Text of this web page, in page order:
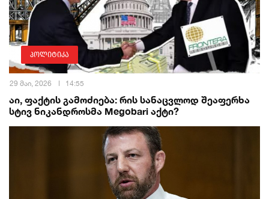
პოლიტიკა
29 მაი, 2026 14:55
აი, ფაქტის გამოძიება: რის სანაცვლოდ შეაფერხა
სტივ ნიკანდროსმა Megobari აქტი?